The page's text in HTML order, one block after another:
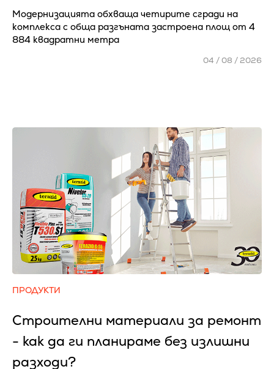
Модернизацията обхваща четирите сгради на
комплекса с обща разгъната застроена площ от 4
884 квадратни метра
04 / 08 / 2026
ПРОДУКТИ
Строителни материали за ремонт
- как да ги планираме без излишни
разходи?